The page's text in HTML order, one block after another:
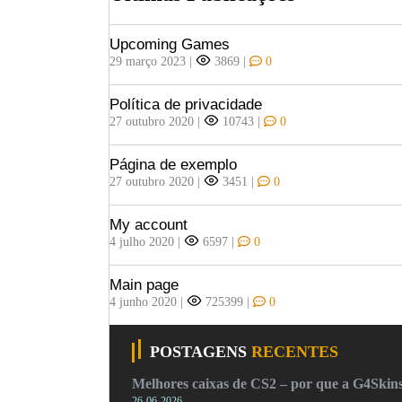
Upcoming Games
29 março 2023 | 3869 | 0
Política de privacidade
27 outubro 2020 | 10743 | 0
Página de exemplo
27 outubro 2020 | 3451 | 0
My account
4 julho 2020 | 6597 | 0
Main page
4 junho 2020 | 725399 | 0
POSTAGENS RECENTES
Melhores caixas de CS2 – por que a